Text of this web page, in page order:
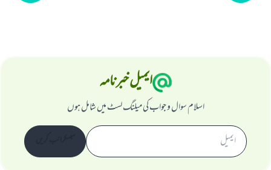
ایمیل خبرنامہ
اسلام سوال و جواب کی میلنگ لسٹ میں شامل ہوں